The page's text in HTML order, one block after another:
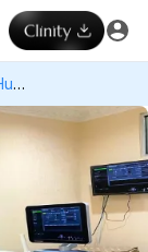
Rumah Sakit Kartika Husada Jatiasih